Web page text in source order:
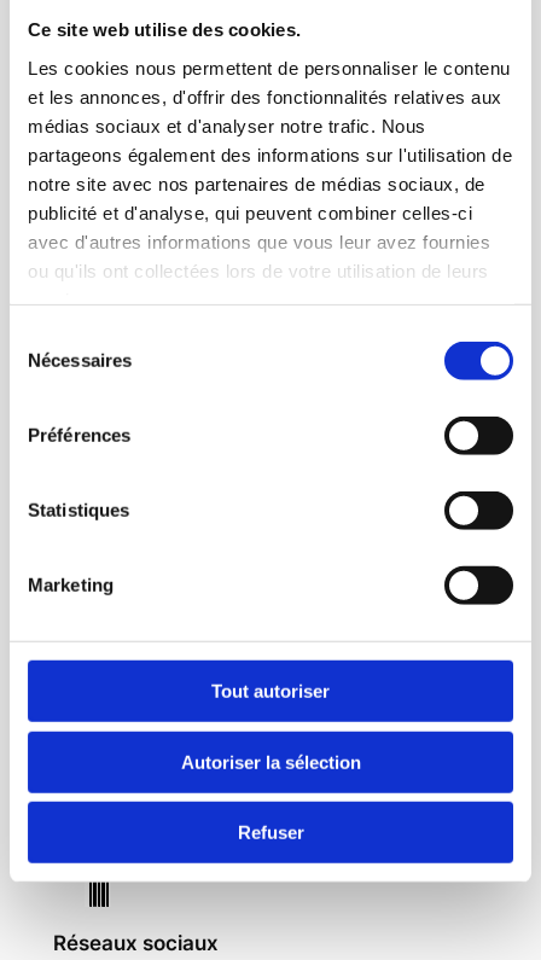
Ce site web utilise des cookies.
Les cookies nous permettent de personnaliser le contenu
et les annonces, d'offrir des fonctionnalités relatives aux
médias sociaux et d'analyser notre trafic. Nous
partageons également des informations sur l'utilisation de
notre site avec nos partenaires de médias sociaux, de
publicité et d'analyse, qui peuvent combiner celles-ci
avec d'autres informations que vous leur avez fournies
ou qu'ils ont collectées lors de votre utilisation de leurs
Nécessaires
Préférences
Statistiques
Marketing
Tout autoriser
Autoriser la sélection
Refuser
Réseaux sociaux